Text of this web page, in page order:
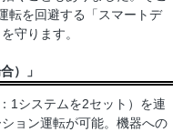
転を回避する「スマートデ
守ります。
）」
1システムを2セット）を連
ョン運転が可能。機器への